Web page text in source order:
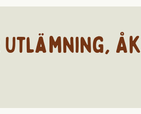
Utlämning,